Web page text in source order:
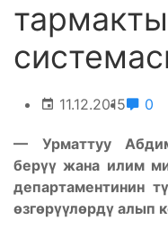
11.12.2015 0
— Урматтуу
берүү жана илим
департаментинин тү
өзгөрүүлөрдү алып